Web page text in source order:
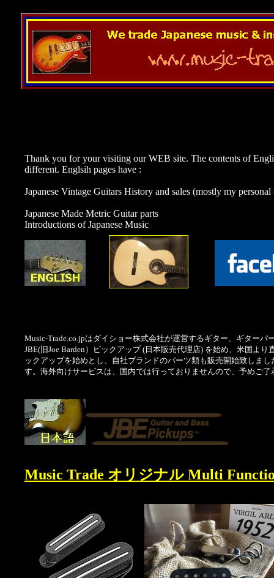
Thank you for your visiting our WEB site. The contents of
different. Englsih pages have :
Japanese Vintage Guitars History and sales (mostly my
Japanese Made Metric Guitar parts
Introductions of Japanese Music
Music-Trade.co.jpはダイショー株式会社が運営するギター、ギター
JBE(旧Joe Barden）ピックアップ (日本販売代理店) を始め、米国よ
ックアップを始めとし、自社ブランドのパーツ類も販売開始致しま
す。海外向けサービスは、国内では行っておりませんので、予めご了
Music Trade オリジナル Multi